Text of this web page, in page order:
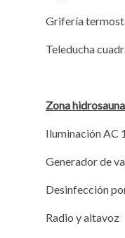
Grifería
Teleducha
Zona
Iluminación AC
Generador de
Desinfección
Radio y altavoz